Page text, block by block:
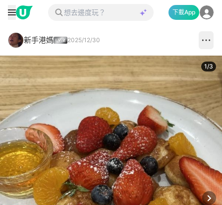
下載App
新手港媽 2025/12/30
1/3